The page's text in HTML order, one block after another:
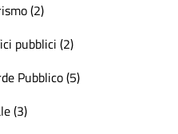
(2)
pubblici (2)
Pubblico (5)
(3)